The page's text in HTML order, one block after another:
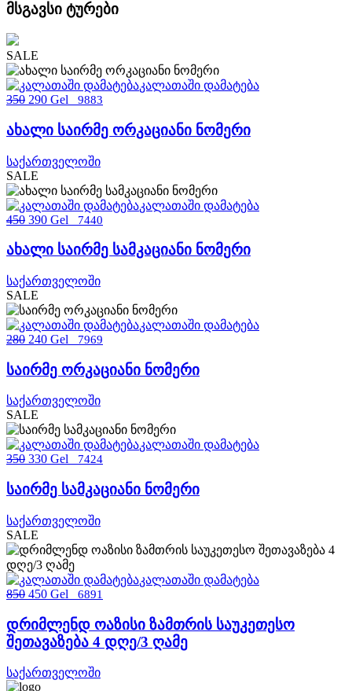
მსგავსი ტურები
SALE
კალათაში დამატება
350 290 Gel 9883
ახალი საირმე ორკაციანი ნომერი
საქართველოში
SALE
კალათაში დამატება
450 390 Gel 7440
ახალი საირმე სამკაციანი ნომერი
საქართველოში
SALE
კალათაში დამატება
280 240 Gel 7969
საირმე ორკაციანი ნომერი
საქართველოში
SALE
კალათაში დამატება
350 330 Gel 7424
საირმე სამკაციანი ნომერი
საქართველოში
SALE
კალათაში დამატება
850 450 Gel 6891
დრიმლენდ ოაზისი ზამთრის საუკეთესო
შეთავაზება 4 დღე/3 ღამე
საქართველოში